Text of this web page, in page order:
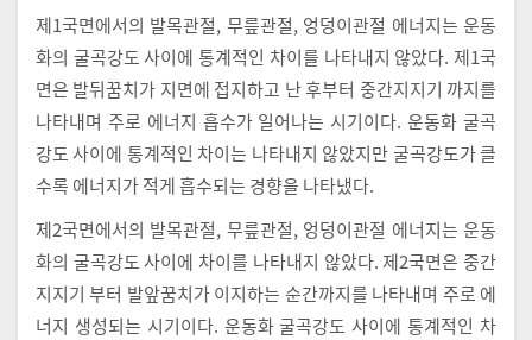
제1국면에서의 발목관절, 무릎관절, 엉덩이관절 에너지는 운동
화의 굴곡강도 사이에 통계적인 차이를 나타내지 않았다. 제1국
면은 발뒤꿈치가 지면에 접지하고 난 후부터 중간지지기 까지를
나타내며 주로 에너지 흡수가 일어나는 시기이다. 운동화 굴곡
강도 사이에 통계적인 차이는 나타내지 않았지만 굴곡강도가 클
수록 에너지가 적게 흡수되는 경향을 나타냈다.
제2국면에서의 발목관절, 무릎관절, 엉덩이관절 에너지는 운동
화의 굴곡강도 사이에 차이를 나타내지 않았다. 제2국면은 중간
지지기 부터 발앞꿈치가 이지하는 순간까지를 나타내며 주로 에
너지 생성되는 시기이다. 운동화 굴곡강도 사이에 통계적인 차